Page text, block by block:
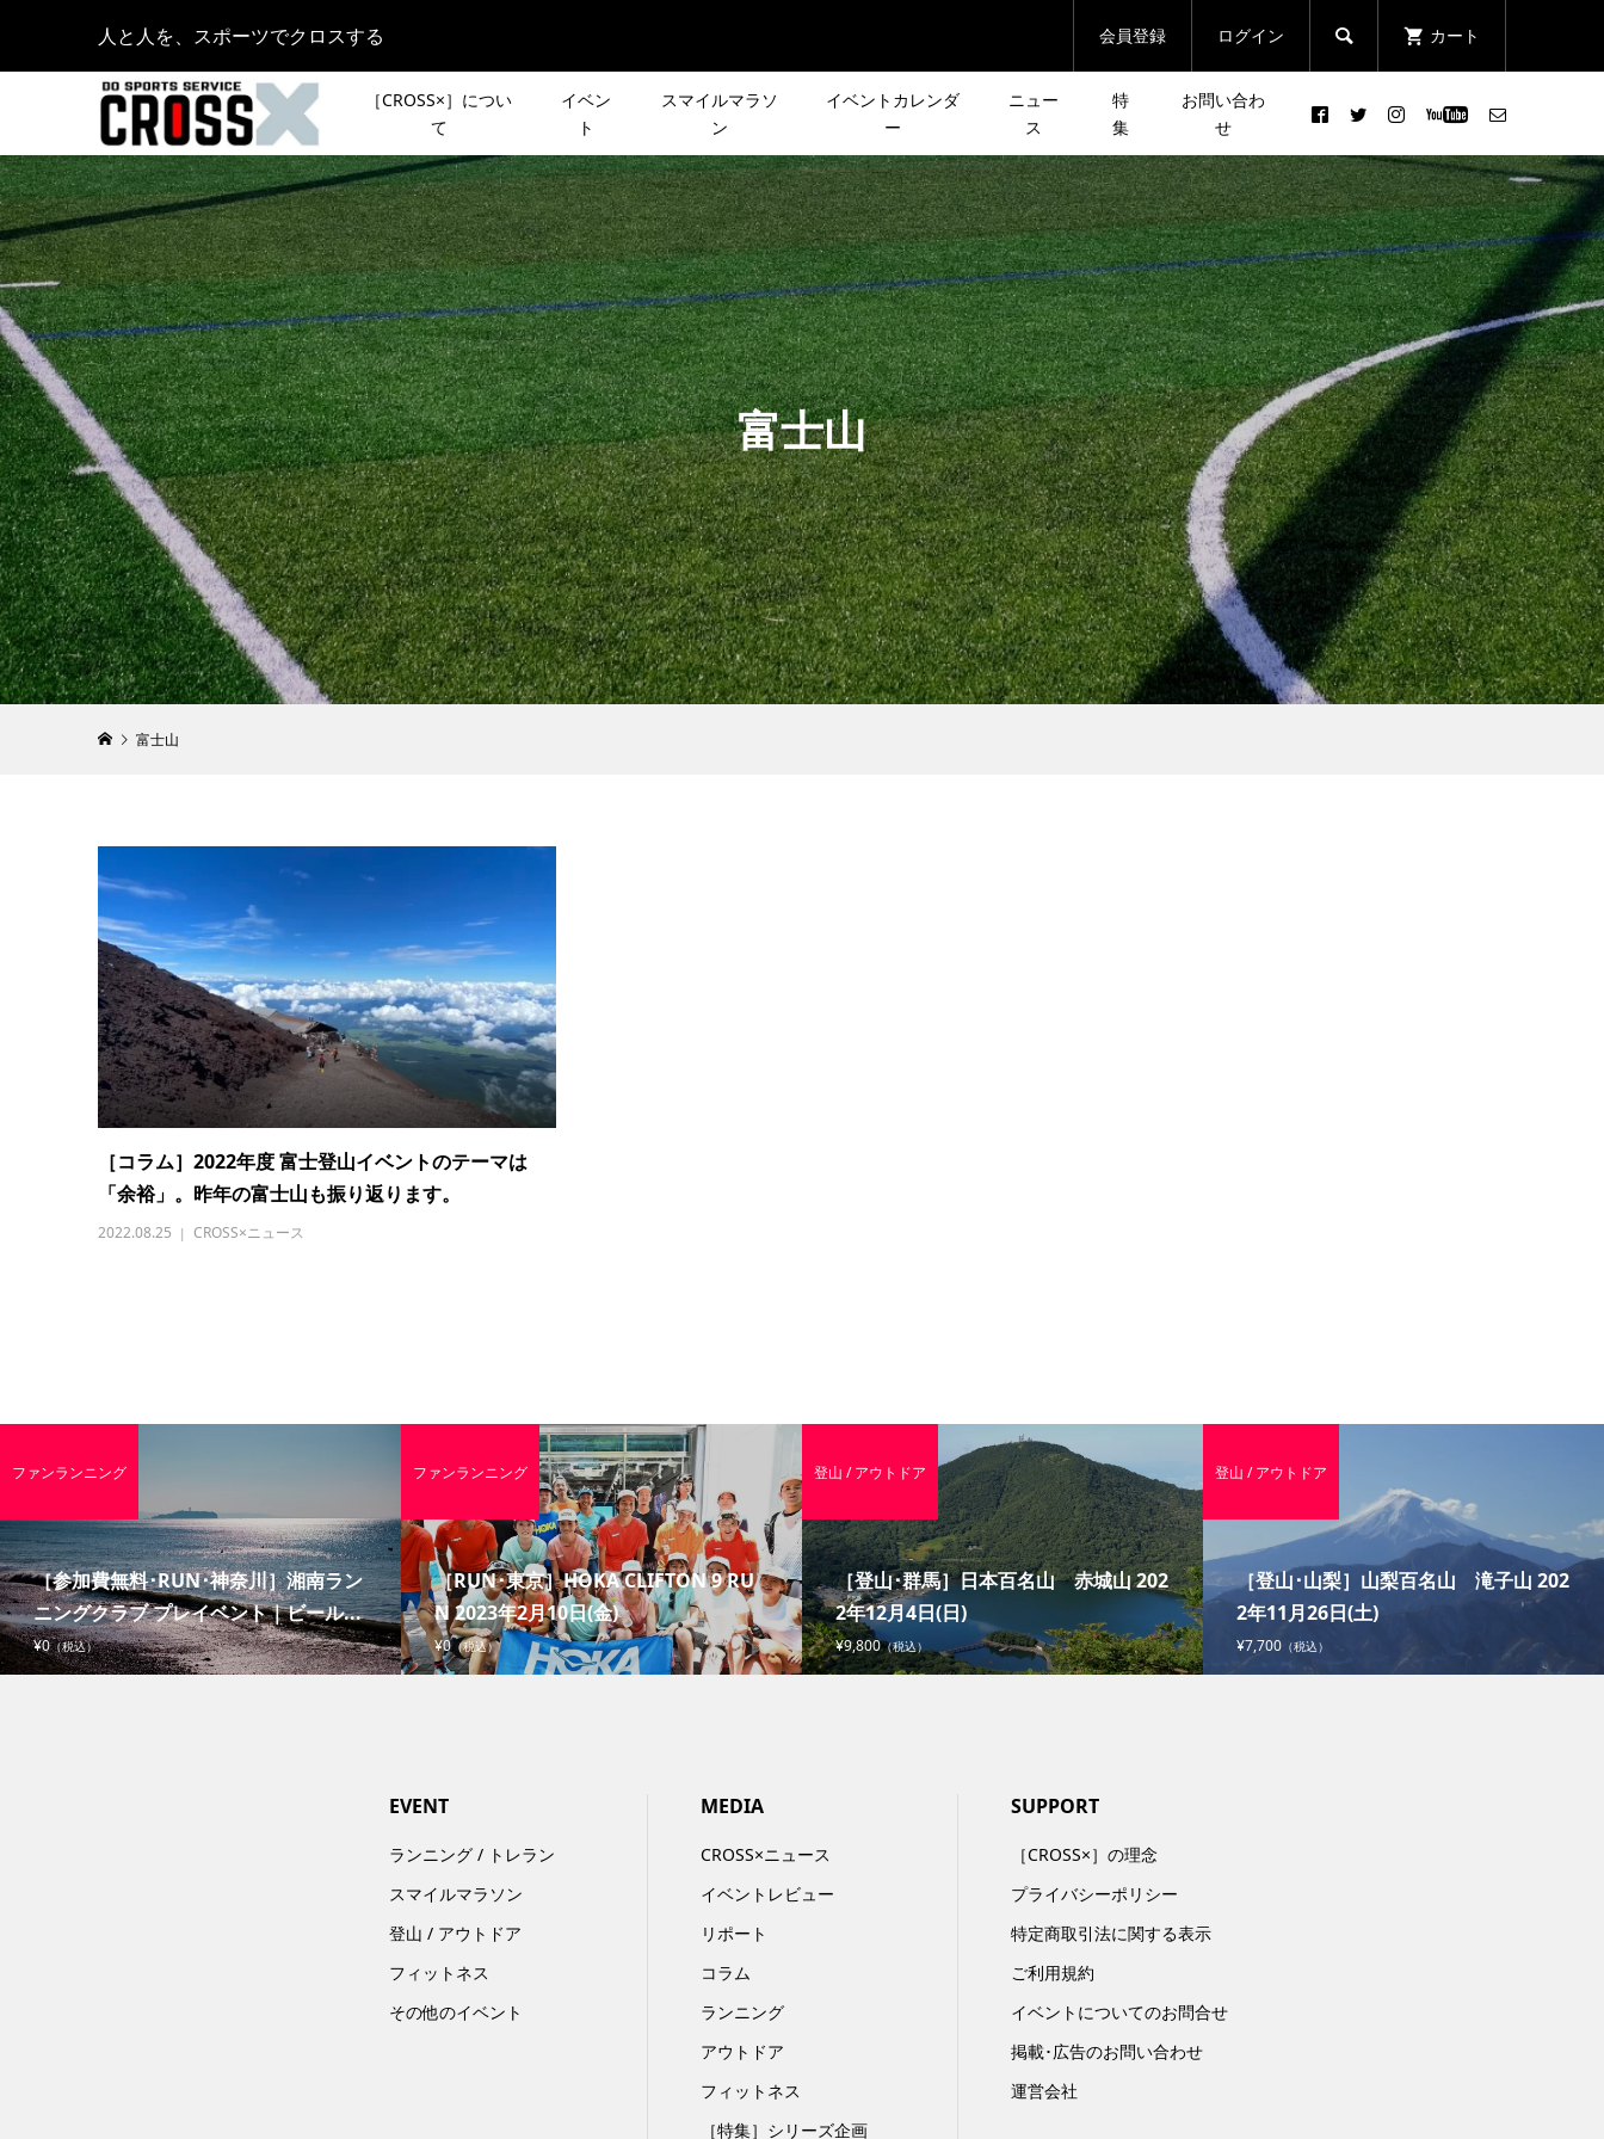
人と人を、スポーツでクロスする 会員登録 ログイン  カート
［CROSS×］につい
て
イベン
ト
スマイルマラソ
ン
イベントカレンダ
ー
ニュー
ス
特
集
お問い合わ
せ
【出走レポート】人生2回目
のフルマラソンは「名古屋ウ
ィメンズマラソン2025」に...
2025.03.27
「 UAスリップスピード」の
体験会 潜入レポ！！
2023.08.01
［NEWS］8/27(土)『CRAZY
7 NIGHT-狂七夜走-』開催！
2022.08.23
《CROSS×》スタッフ遊びで
本気のトレラン対決決定！！
2022.01.06
［NEWS］12月前半のイベン
ト情報
2021.12.01
［プレビュー］「新緑トレイ
ルウォーク 南高尾山稜
21.06.06 sun.」の見所など...
2021.05.31
【イベント情報】湘南国際マ
ラソン2023 優勝者とゆる～
く走れるイベント「Run＆...
2024.11.08
［NEWS］7/16(土) 『CRAZY
７NIGHT-狂七夜走-』 開催！
2022.06.24
BROOKS オフィシャルラン
クラブ「BROOKS RUN
CLUB」イベント潜入レポ...
2024.09.13
［夏のシリーズ企画］
OUTDOOR DAY
KAMAKURA
12月26日(日)［CROSS×忘年
会］で1年の締めくくり！
皆さんの声で行き先が決まる
登山イベント「第2回 リクエ
スト登山」
［新シリーズ企画］皆さんの
声で行き先が決まる登山イベ
ント「リクエスト登山」
皆さんの声で行き先が決まる
登山イベント「第3回 リクエ
スト登山」
富士山
富士山
［コラム］2022年度 富士登山イベントのテーマは
「余裕」。昨年の富士山も振り返ります。
2022.08.25 CROSS×ニュース
［参加費無料･RUN･神奈川］湘南ラン
ニングクラブ プレイベント｜ビール...
¥0（税込）
ファンランニング
［RUN･東京］HOKA CLIFTON 9 RU
N 2023年2月10日(金)
¥0（税込）
ファンランニング
［登山･群馬］日本百名山 赤城山 202
2年12月4日(日)
¥9,800（税込）
登山 / アウトドア
［登山･山梨］山梨百名山 滝子山 202
2年11月26日(土)
¥7,700（税込）
登山 / アウトドア
EVENT
ランニング / トレラン
スマイルマラソン
登山 / アウトドア
フィットネス
その他のイベント
MEDIA
CROSS×ニュース
イベントレビュー
リポート
コラム
ランニング
アウトドア
フィットネス
［特集］シリーズ企画
SUPPORT
［CROSS×］の理念
プライバシーポリシー
特定商取引法に関する表示
ご利用規約
イベントについてのお問合せ
掲載･広告のお問い合わせ
運営会社